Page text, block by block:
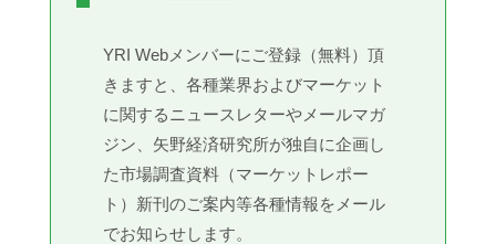
YRI Webメンバーにご登録（無料）頂
きますと、各種業界およびマーケット
に関するニュースレターやメールマガ
ジン、矢野経済研究所が独自に企画し
た市場調査資料（マーケットレポー
ト）新刊のご案内等各種情報をメール
でお知らせします。